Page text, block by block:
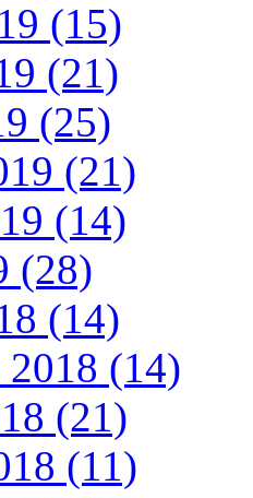
(15)
(21)
(25)
(21)
(14)
(28)
(14)
2018 (14)
(21)
(11)